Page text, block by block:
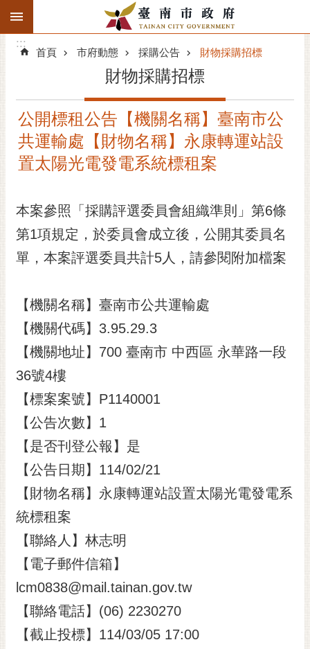
跳到主要內容區塊
搜
階
精彩府城
市府動態
市政資訊
網
RSS
:::
:::
首頁 市府動態 採購公告 財物採購招標
財物採購招標
公開標租公告【機關名稱】臺南市公
共運輸處【財物名稱】永康轉運站設
置太陽光電發電系統標租案
本案參照「採購評選委員會組織準則」第6條
第1項規定，於委員會成立後，公開其委員名
單，本案評選委員共計5人，請參閱附加檔案
【機關名稱】臺南市公共運輸處
【機關代碼】3.95.29.3
【機關地址】700 臺南市 中西區 永華路一段
36號4樓
【標案案號】P1140001
【公告次數】1
【是否刊登公報】是
【公告日期】114/02/21
【財物名稱】永康轉運站設置太陽光電發電系
統標租案
【聯絡人】林志明
【電子郵件信箱】
lcm0838@mail.tainan.gov.tw
【聯絡電話】(06) 2230270
【截止投標】114/03/05 17:00